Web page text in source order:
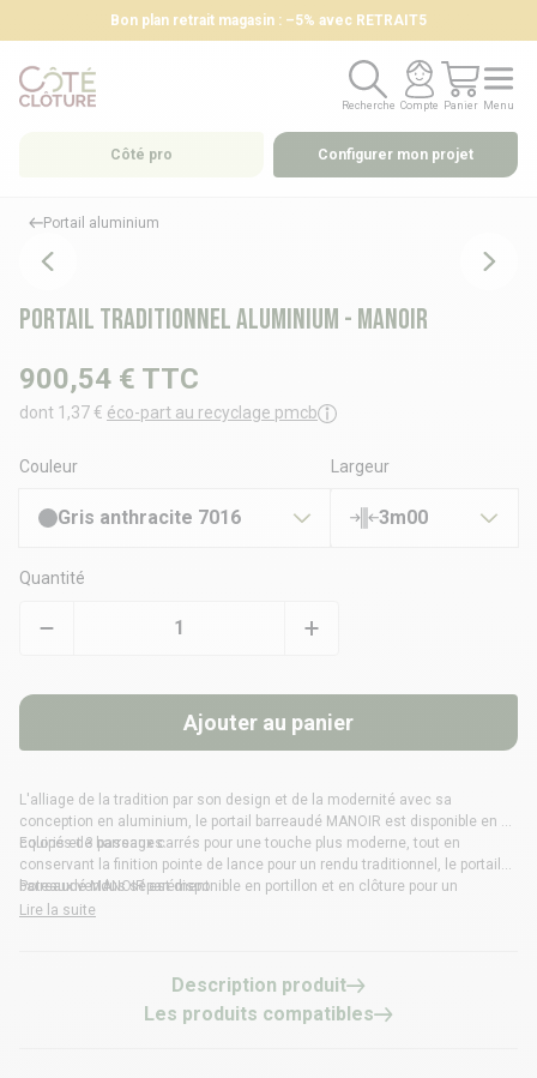
Bon plan retrait magasin : –5% avec RETRAIT5
Recherche
Recherche
Compte
Compte
Panier
Panier
Menu
Menu
Côté pro Configurer mon projet
Portail aluminium
Portail traditionnel aluminium - MANOIR
900,54 € TTC
dont 1,37 € éco-part au recyclage pmcb
Couleur
Gris anthracite 7016
Largeur
3m00
Quantité
Ajouter au panier
L'alliage de la tradition par son design et de la modernité avec sa
conception en aluminium, le portail barreaudé MANOIR est disponible en 2
coloris et 3 passages.
Equipés de barreaux carrés pour une touche plus moderne, tout en
conservant la finition pointe de lance pour un rendu traditionnel, le portail
barreaudé MANOIR est disponible en portillon et en clôture pour un
extérieur harmonieux.
Poteaux vendus séparément
Lire la suite
Description produit
Les produits compatibles